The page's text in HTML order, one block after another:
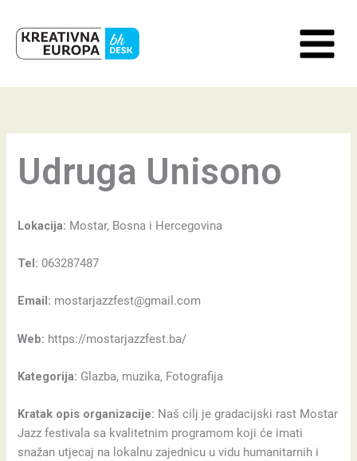
content
Udruga Unisono
Lokacija: Mostar, Bosna i Hercegovina
Tel: 063287487
Email: mostarjazzfest@gmail.com
Web: https://mostarjazzfest.ba/
Kategorija: Glazba, muzika, Fotografija
Kratak opis organizacije: Naš cilj je gradacijski rast Mostar
Jazz festivala sa kvalitetnim programom koji će imati
snažan utjecaj na lokalnu zajednicu u vidu humanitarnih i